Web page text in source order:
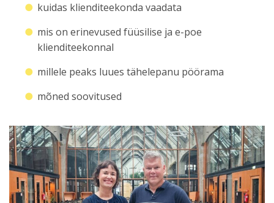
kuidas klienditeekonda vaadata
mis on erinevused füüsilise ja e-poe
klienditeekonnal
millele peaks luues tähelepanu pöörama
mõned soovitused